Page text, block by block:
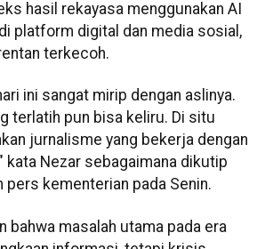
hasil rekayasa menggunakan AI
platform digital dan media sosial,
terkecoh.
ini sangat mirip dengan aslinya.
terlatih pun bisa keliru. Di situ
jurnalisme yang bekerja dengan
kata Nezar sebagaimana dikutip
pers kementerian pada Senin.
bahwa masalah utama pada era